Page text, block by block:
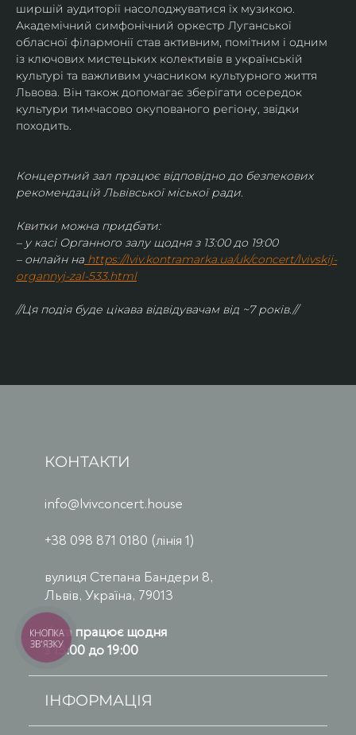
ширшій аудиторії насолоджуватися їх музикою​.
Академічний симфонічний оркестр Луганської
обласної філармонії став активним, помітним і одним
із ключових мистецьких колективів в українській
культурі та важливим учасником культурного життя
Львова. Він також допомагає зберігати осередок
культури тимчасово окупованого регіону, звідки
походить.
Концертний зал працює відповідно до безпекових
рекомендацій Львівської міської ради.
Квитки можна придбати:
– у касі Органного залу щодня з 13:00 до 19:00
– онлайн на https://lviv.kontramarka.ua/uk/concert/lvivskij-
organnyj-zal-533.html
//Ця подія буде цікава відвідувачам від ~7 років.//
КОНТАКТИ
info@lvivconcert.house
+38 098 871 0180 (лінія 1)
вулиця Степана Бандери 8,
Львів, Україна, 79013
Каса працює щодня
з 13:00 до 19:00
ІНФОРМАЦІЯ
КНОПКА
ЗВ'ЯЗКУ